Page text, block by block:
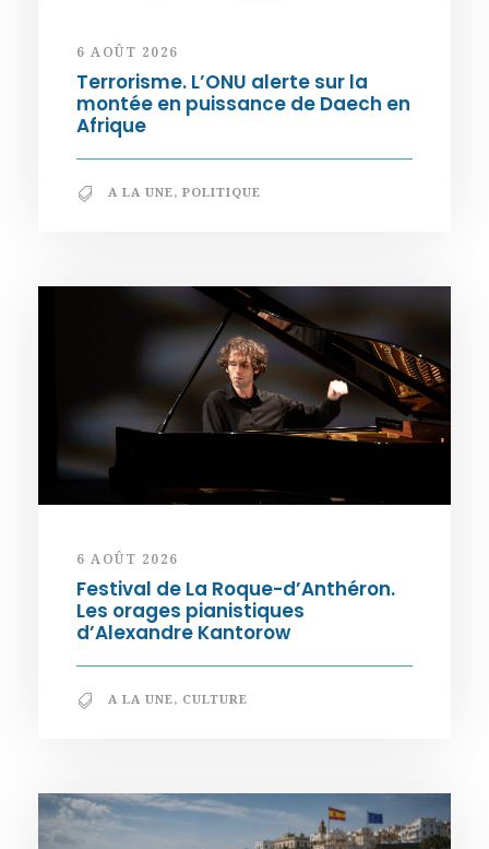
6 AOÛT 2026
Terrorisme. L’ONU alerte sur la
montée en puissance de Daech en
Afrique
A LA UNE, POLITIQUE
6 AOÛT 2026
Festival de La Roque-d’Anthéron.
Les orages pianistiques
d’Alexandre Kantorow
A LA UNE, CULTURE